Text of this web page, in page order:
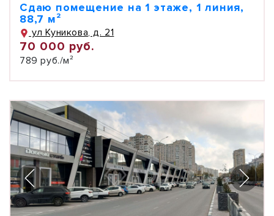
Сдаю помещение на 1 этаже, 1 линия,
88,7 м²
ул Куникова, д. 21
70 000 руб.
789 руб./м²